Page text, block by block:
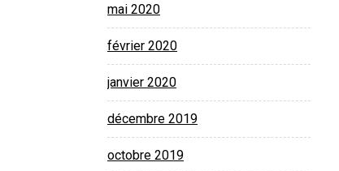
mai 2020
février 2020
janvier 2020
décembre 2019
octobre 2019